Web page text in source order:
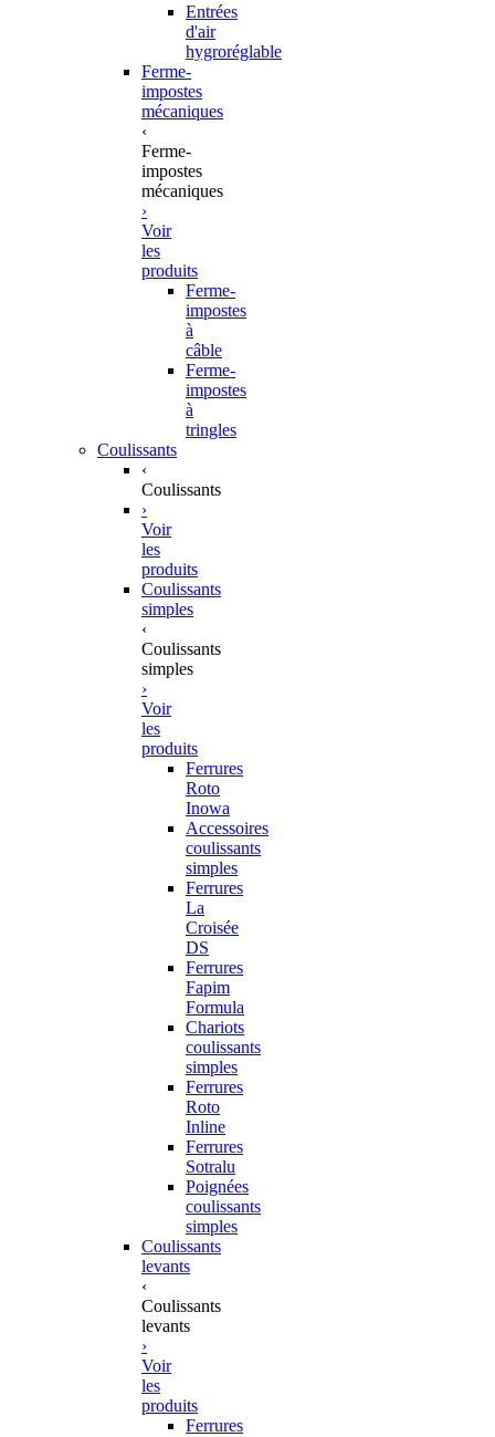
Entrées
d'air
hygroréglable
Ferme-
impostes
mécaniques
‹
Ferme-
impostes
mécaniques
›
Voir
les
produits
Ferme-
impostes
à
câble
Ferme-
impostes
à
tringles
Coulissants
‹
Coulissants
›
Voir
les
produits
Coulissants
simples
‹
Coulissants
simples
›
Voir
les
produits
Ferrures
Roto
Inowa
Accessoires
coulissants
simples
Ferrures
La
Croisée
DS
Ferrures
Fapim
Formula
Chariots
coulissants
simples
Ferrures
Roto
Inline
Ferrures
Sotralu
Poignées
coulissants
simples
Coulissants
levants
‹
Coulissants
levants
›
Voir
les
produits
Ferrures